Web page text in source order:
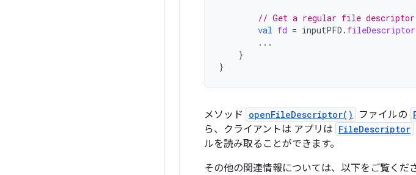
// Get a regular file
val fd = inputPFD . fileDescriptor
...
}
}
メソッド openFileDescriptor() ファイルの
ら、クライアントは アプリは FileDescriptor
ルを読み取ることができます。
その他の関連情報については、以下をご覧くださ